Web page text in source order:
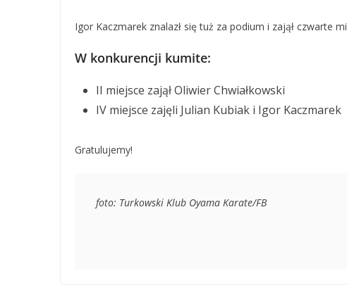
Igor Kaczmarek znalazł się tuż za podium i zajął czwarte
W konkurencji kumite:
II miejsce zajął Oliwier Chwiałkowski
IV miejsce zajęli Julian Kubiak i Igor Kaczmarek
Gratulujemy!
foto: Turkowski Klub Oyama Karate/FB